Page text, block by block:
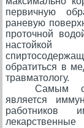
первичную
раневую
проточной
настойкой
обратиться в
травматологу.
Самым
является
работников